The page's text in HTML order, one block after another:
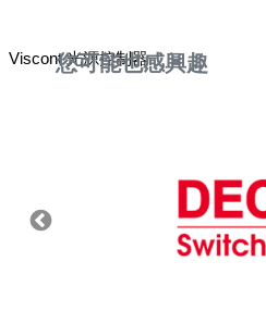
Viscont 光源控制器
您可能也感興趣